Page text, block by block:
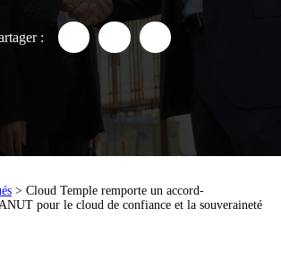
: Partager "Cloud Temple
Partager "Cloud
Partager "Cloud
> Cloud Temple remporte un accord-
pour le cloud de confiance et la souveraineté